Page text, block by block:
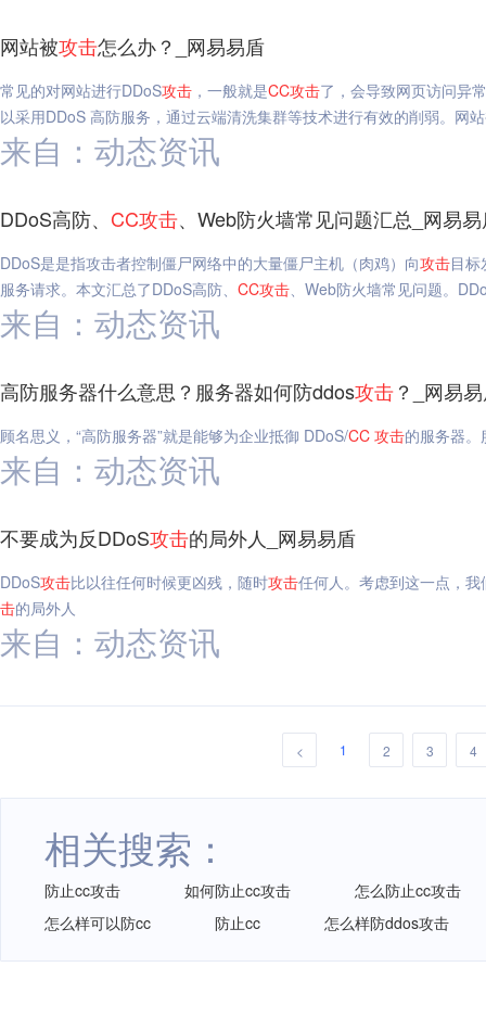
网站被攻击怎么办？_网易易盾
常见的对网站进行DDoS攻击 ，一般就是CC攻击了，会导致网页访问异
以采用DDoS 高防服务，通过云端清洗集群等技术进行有效的削弱。网
来自：动态资讯
DDoS高防、 CC攻击、Web防火墙常见问题汇总_网易
DDoS是是指攻击者控制僵尸网络中的大量僵尸主机（肉鸡）向攻击目
服务请求。本文汇总了DDoS高防、 CC攻击、Web防火墙常见问题。
来自：动态资讯
高防服务器什么意思？服务器如何防ddos攻击？_网易
顾名思义，“高防服务器”就是能够为企业抵御 DDoS/CC 攻击的服务器
来自：动态资讯
不要成为反DDoS攻击的局外人_网易易盾
DDoS攻击比以往任何时候更凶残，随时攻击任何人。考虑到这一点，
击的局外人
来自：动态资讯
< 1 2 3 4
相关搜索：
防止cc攻击 如何防止cc攻击
怎么防止cc攻击
怎么样可以防cc
防止cc 怎么样防ddos攻击